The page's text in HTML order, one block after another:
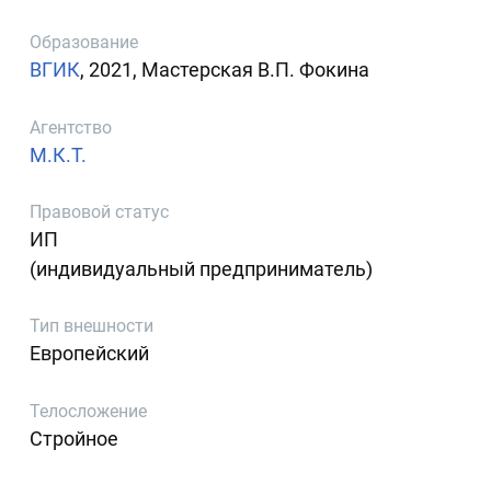
Образование
ВГИК, 2021, Мастерская В.П. Фокина
Агентство
М.К.Т.
Правовой статус
ИП
(индивидуальный предприниматель)
Тип внешности
Европейский
Телосложение
Стройное